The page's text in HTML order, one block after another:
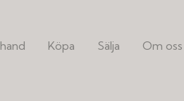
Köpa Sälja Om oss